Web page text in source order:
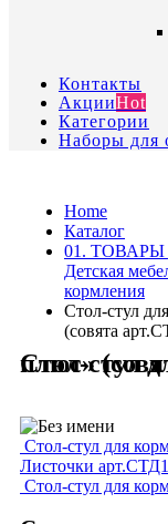
Контакты
АкцииHot
Категории
Наборы для
Home
Каталог
01.
Детская
кормления
Стол-стул
(совята
Стол-стул для кормления
Стол-стул для
Листочки
Стол-стул для